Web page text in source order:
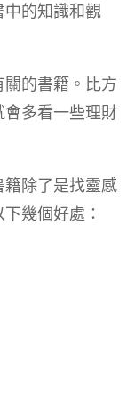
中的知識和觀
的書籍。比方
多看一些理財
除了是找靈感
幾個好處：